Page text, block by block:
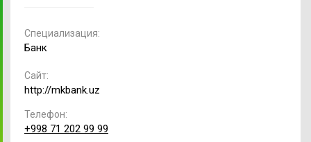
Cпециализация:
Банк
Сайт:
http://mkbank.uz
Телефон:
+998 71 202 99 99